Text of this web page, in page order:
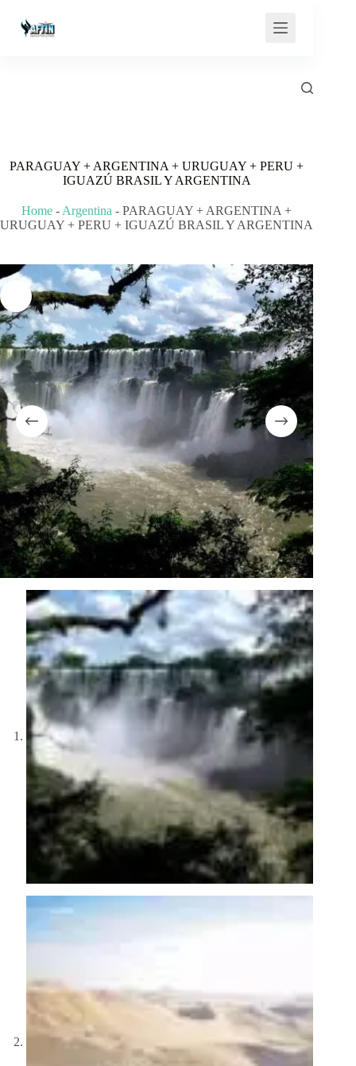
contenido
PARAGUAY + ARGENTINA + URUGUAY + PERU +
IGUAZÚ BRASIL Y ARGENTINA
Home - Argentina -PARAGUAY + ARGENTINA +
URUGUAY + PERU + IGUAZÚ BRASIL Y ARGENTINA